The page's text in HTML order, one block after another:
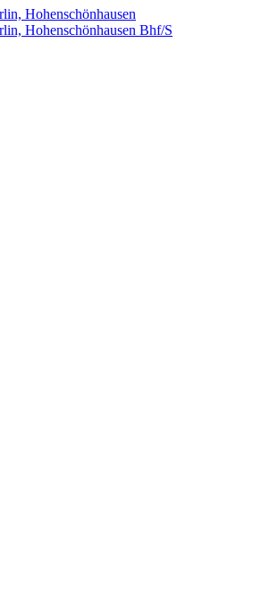
Hohenschönhausen
Hohenschönhausen Bhf/S